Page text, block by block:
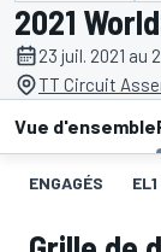
2021
23 juil. 2021 au
TT Circuit
Vue d'ensemble
ENGAGÉS EL1